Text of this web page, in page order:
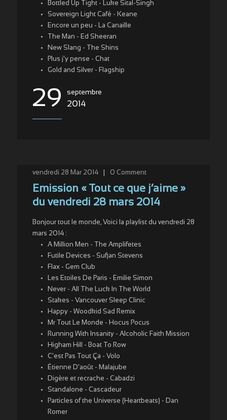
Bottled Up Tight - Luke Sital-Singh
Sovereign Light Café - Keane
Encore un peu - La Canaille
The Man - Ed Sheeran
New Slang - The Shins
Plus j'y pense - Chat
Gold and Silver - Flagship
29 septembre
2014
vendredi 28 Mar 2014 0 Comment
Emission « Tout ce que j’aime »
du vendredi 28 mars 2014
Bonjour tout le monde, Voici la playlist du vendredi 28
mars 2014 :
A Million Men - The Amplifetes
Futile Devices - Sufjan Stevens
Flax - Gem Club
Les Etoiles De Paris - Emilie Simon
Never - All The Luck In The World
Stakes - Vancouver Sleep Clinic
Happy - Woodkid Sad Remix
Mr Tout Le Monde - Hocus Pocus
Running With Insanity - Alcoholic Faith Mission
Higham Hill - Boat To Row
C'est Pas Tout Ça - Volo
Étienne D'août - Malajube
Digère et recrache - Cabadzi
Standalone - Cascadeur
Particles of the Universe (Heartbeats) - Dan
Romer